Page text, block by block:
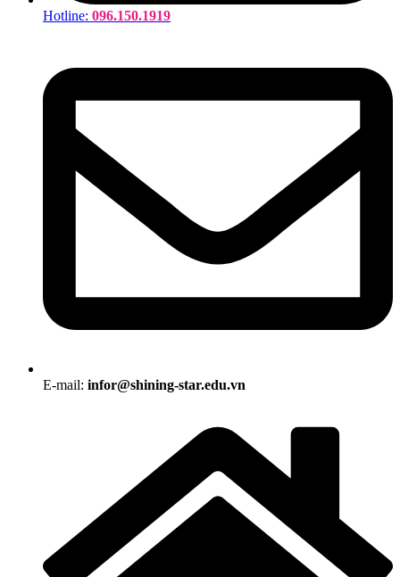
Hotline: 096.150.1919
E-mail: infor@shining-star.edu.vn